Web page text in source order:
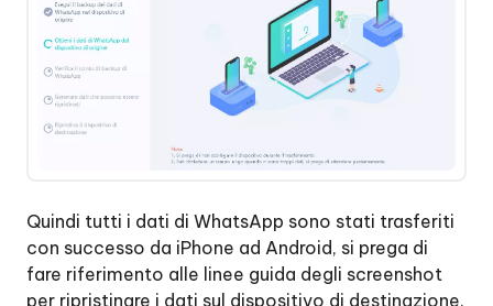
Quindi tutti i dati di WhatsApp sono stati trasferiti
con successo da iPhone ad Android, si prega di
fare riferimento alle linee guida degli screenshot
per ripristinare i dati sul dispositivo di destinazione.